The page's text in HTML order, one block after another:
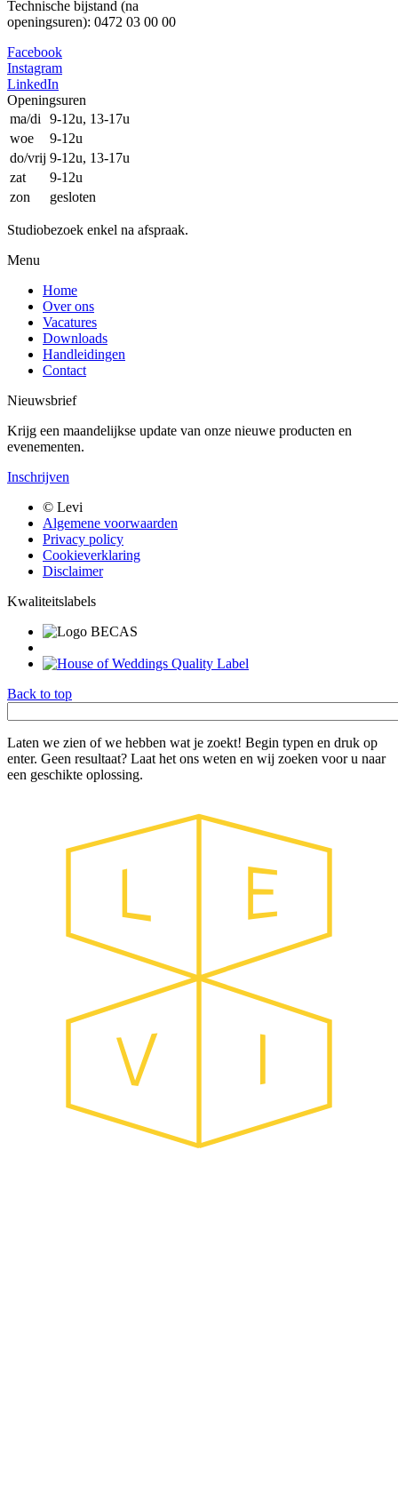
Technische bijstand (na
openingsuren): 0472 03 00 00
Facebook
Instagram
LinkedIn
Openingsuren
ma/di
9-12u, 13-17u
woe
9-12u
do/vrij 9-12u, 13-17u
zat
9-12u
zon
gesloten
Studiobezoek enkel na afspraak.
Menu
Home
Over ons
Vacatures
Downloads
Handleidingen
Contact
Nieuwsbrief
Krijg een maandelijkse update van onze nieuwe producten en
evenementen.
Inschrijven
Bottom
menu
© Levi
Algemene voorwaarden
Privacy policy
Cookieverklaring
Disclaimer
Kwaliteitslabels
Back to top
Laten we zien of we hebben wat je zoekt! Begin typen en druk op
enter. Geen resultaat? Laat het ons weten en wij zoeken voor u naar
een geschikte oplossing.